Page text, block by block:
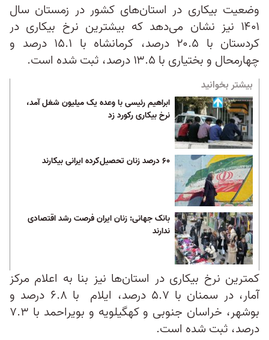
وضعیت بیکاری در استان‌های کشور در زمستان سال
۱۴۰۱ نیز نشان می‌دهد که بیشترین نرخ بیکاری در
کردستان با ۲۰.۵ درصد، کرمانشاه با ۱۵.۱ درصد و
چهارمحال و بختیاری با ۱۳.۵ درصد، ثبت شده است.
بیشتر بخوانید
ابراهیم رئیسی با وعده یک میلیون شغل آمد،
نرخ بیکاری رکورد زد
۶۰ درصد زنان تحصیل‌کرده ایرانی بیکارند
بانک جهانی: زنان ایران فرصت رشد اقتصادی
ندارند
کمترین نرخ بیکاری در استان‌ها نیز بنا به اعلام مرکز
آمار، در سمنان با ۵.۷ درصد، ایلام با ۶.۸ درصد و
بوشهر، خراسان جنوبی و کهگیلویه و بویراحمد با ۷.۳
درصد، ثبت شده است.